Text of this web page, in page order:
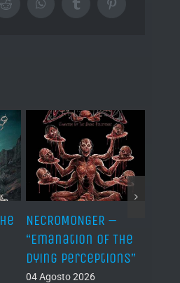
RedditWhatsAppTumblrPinterest
NECROMONGER –
“Emanation Of The
Dying Perceptions”
04 Agosto 2026